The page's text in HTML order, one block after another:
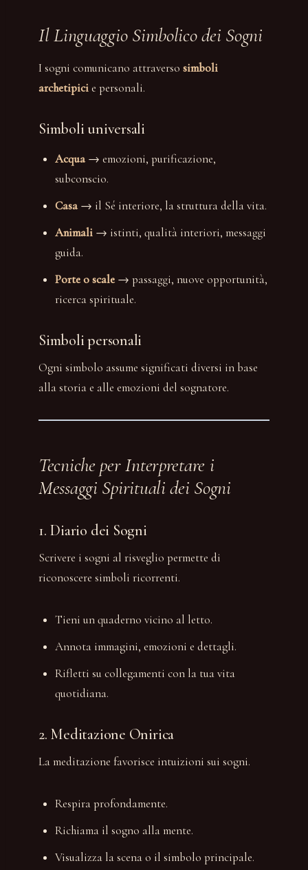
Il Linguaggio Simbolico dei Sogni
I sogni comunicano attraverso simboli
archetipicie personali.
Simboli universali
Acqua→ emozioni, purificazione,
subconscio.
Casa→ il Sé interiore, la struttura della vita.
Animali → istinti, qualità interiori, messaggi
guida.
Porte o scale→ passaggi, nuove opportunità,
ricerca spirituale.
Simboli personali
Ogni simbolo assume significati diversi in base
alla storia e alle emozioni del sognatore.
Tecniche per Interpretare i
Messaggi Spirituali dei Sogni
1. Diario dei Sogni
Scrivere i sogni al risveglio permette di
riconoscere simboli ricorrenti.
Tieni un quaderno vicino al letto.
Annota immagini, emozioni e dettagli.
Rifletti su collegamenti con la tua vita
quotidiana.
2. Meditazione Onirica
La meditazione favorisce intuizioni sui sogni.
Respira profondamente.
Richiama il sogno alla mente.
Visualizza la scena o il simbolo principale.